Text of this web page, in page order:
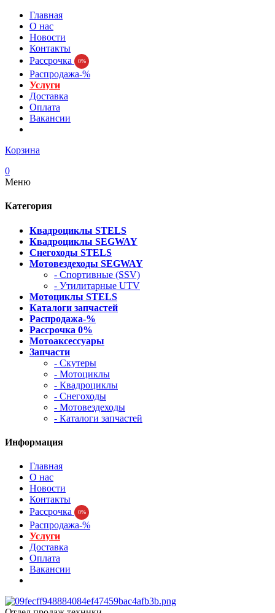
Главная
О нас
Новости
Контакты
Рассрочка
0%
Распродажа-%
Услуги
Доставка
Оплата
Вакансии
Корзина
0
Меню
Категория
Квадроциклы STELS
Квадроциклы SEGWAY
Снегоходы STELS
Мотовездеходы SEGWAY
- Спортивные (SSV)
- Утилитарные UTV
Мотоциклы STELS
Каталоги запчастей
Распродажа-%
Рассрочка 0%
Мотоаксессуары
Запчасти
- Скутеры
- Мотоциклы
- Квадроциклы
- Снегоходы
- Мотовездеходы
- Каталоги запчастей
Информация
Главная
О нас
Новости
Контакты
Рассрочка
0%
Распродажа-%
Услуги
Доставка
Оплата
Вакансии